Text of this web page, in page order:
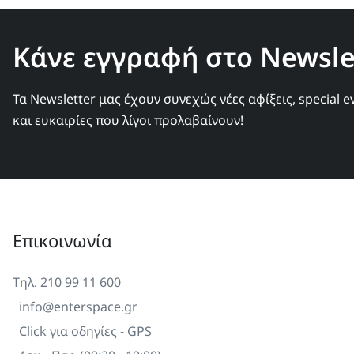
Κάνε εγγραφή στο
Τα Newsletter μας έχουν συνεχώς νέες αφίξεις, special
και ευκαιρίες που λίγοι προλαβαίνουν!
Επικοινωνία
Τηλ. 210 99 11 600
info@enterspace.gr
Click για οδηγίες - GPS